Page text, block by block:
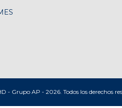
- Grupo AP - 2026. Todos los derechos